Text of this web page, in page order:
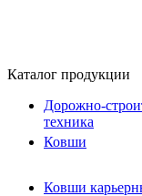
Каталог продукции
Дорожно-
техника
Ковши
Ковши